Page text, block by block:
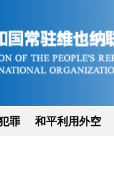
罪 和平利用外空